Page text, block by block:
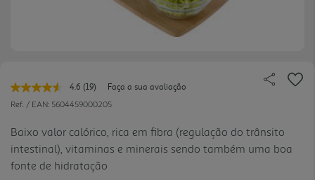
4.6 Leu
19
Link
para
a
mesma
página.
(19)
Faça a sua avaliação
Ref. / EAN: 5604459000205
Baixo valor calórico, rica em fibra (regulação do trânsito
intestinal), vitaminas e minerais sendo também uma boa
fonte de hidratação